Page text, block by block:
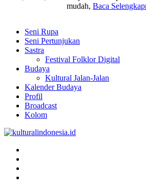
mudah, Baca
Seni Rupa
Seni Pertunjukan
Sastra
Festival Folklor Digital
Budaya
Kultural Jalan-Jalan
Kalender Budaya
Profil
Broadcast
Kolom